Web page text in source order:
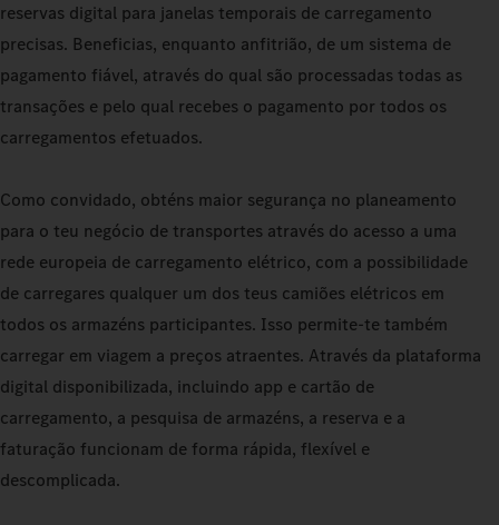
reservas digital para janelas temporais de carregamento
precisas. Beneficias, enquanto anfitrião, de um sistema de
pagamento fiável, através do qual são processadas todas as
transações e pelo qual recebes o pagamento por todos os
carregamentos efetuados.
Como convidado, obténs maior segurança no planeamento
para o teu negócio de transportes através do acesso a uma
rede europeia de carregamento elétrico, com a possibilidade
de carregares qualquer um dos teus camiões elétricos em
todos os armazéns participantes. Isso permite‑te também
carregar em viagem a preços atraentes. Através da plataforma
digital disponibilizada, incluindo app e cartão de
carregamento, a pesquisa de armazéns, a reserva e a
faturação funcionam de forma rápida, flexível e
descomplicada.